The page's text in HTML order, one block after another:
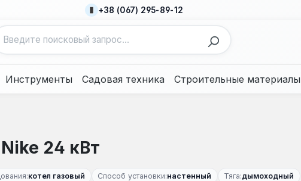
+38 (067) 295-89-12
Инструменты Садовая техника Строительные материалы
24 кВт
котел газовый Способ установки:настенный Тяга:дымоходный